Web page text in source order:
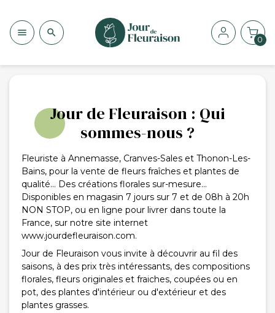
 
0
Jour de Fleuraison : Qui
sommes-nous ?
Fleuriste à Annemasse, Cranves-Sales et Thonon-Les-
Bains, pour la vente de fleurs fraîches et plantes de
qualité... Des créations florales sur-mesure...
Disponibles en magasin 7 jours sur 7 et de 08h à 20h
NON STOP, ou en ligne pour livrer dans toute la
France, sur notre site internet
www.jourdefleuraison.com.
Jour de Fleuraison vous invite à découvrir au fil des
saisons, à des prix très intéressants, des compositions
florales, fleurs originales et fraiches, coupées ou en
pot, des plantes d'intérieur ou d'extérieur et des
plantes grasses.